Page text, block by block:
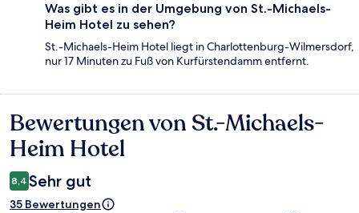
Was gibt es in der Umgebung von St.-Michaels-
Heim Hotel zu sehen?
St.-Michaels-Heim Hotel liegt in Charlottenburg-Wilmersdorf,
nur 17 Minuten zu Fuß von Kurfürstendamm entfernt.
Bewertungen
Bewertungen von St.-Michaels-
Heim Hotel
8,4 Sehr gut
35 Bewertungen